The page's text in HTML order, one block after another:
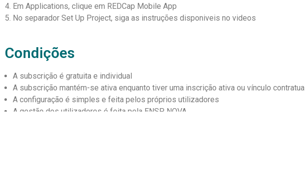
Em Applications, clique em REDCap Mobile App
No separador Set Up Project, siga as instruções disponiveis no videos
Condições
A subscrição é gratuita e individual
A subscrição mantém-se ativa enquanto tiver uma inscrição ativa ou vínculo contratual
A configuração é simples e feita pelos próprios utilizadores
A gestão dos utilizadores é feita pela ENSP NOVA